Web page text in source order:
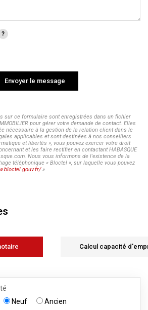
Envoyer le message
sur ce formulaire sont enregistrées dans un fichier
pour gérer votre demande de contact. Elles
nécessaire à la gestion de la relation client dans le
applicables et sont destinées à nos conseillers
et libertés », vous pouvez exercer votre droit
et les faire rectifier en contactant HABASQUE
Nous vous informons de l'existence de la
téléphonique « Bloctel », sur laquelle vous pouvez
»
Calcul capacité